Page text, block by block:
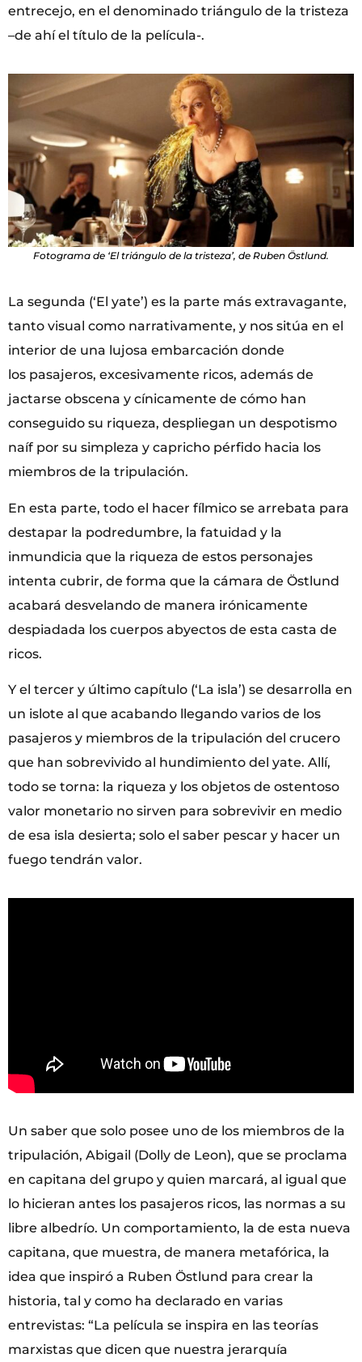
entrecejo, en el denominado triángulo de la tristeza
–de ahí el título de la película-.
Fotograma de ‘El triángulo de la tristeza’, de Ruben Östlund.
La segunda (‘El yate’) es la parte más extravagante,
tanto visual como narrativamente, y nos sitúa en el
interior de una lujosa embarcación donde
los pasajeros, excesivamente ricos, además de
jactarse obscena y cínicamente de cómo han
conseguido su riqueza, despliegan un despotismo
naíf por su simpleza y capricho pérfido hacia los
miembros de la tripulación.
En esta parte, todo el hacer fílmico se arrebata para
destapar la podredumbre, la fatuidad y la
inmundicia que la riqueza de estos personajes
intenta cubrir, de forma que la cámara de Östlund
acabará desvelando de manera irónicamente
despiadada los cuerpos abyectos de esta casta de
ricos.
Y el tercer y último capítulo (‘La isla’) se desarrolla en
un islote al que acabando llegando varios de los
pasajeros y miembros de la tripulación del crucero
que han sobrevivido al hundimiento del yate. Allí,
todo se torna: la riqueza y los objetos de ostentoso
valor monetario no sirven para sobrevivir en medio
de esa isla desierta; solo el saber pescar y hacer un
fuego tendrán valor.
Un saber que solo posee uno de los miembros de la
tripulación, Abigail (Dolly de Leon), que se proclama
en capitana del grupo y quien marcará, al igual que
lo hicieran antes los pasajeros ricos, las normas a su
libre albedrío. Un comportamiento, la de esta nueva
capitana, que muestra, de manera metafórica, la
idea que inspiró a Ruben Östlund para crear la
historia, tal y como ha declarado en varias
entrevistas: “La película se inspira en las teorías
marxistas que dicen que nuestra jerarquía